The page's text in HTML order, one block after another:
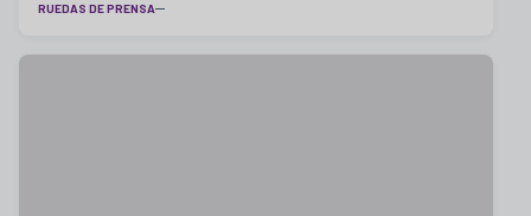
RUEDAS DE PRENSA